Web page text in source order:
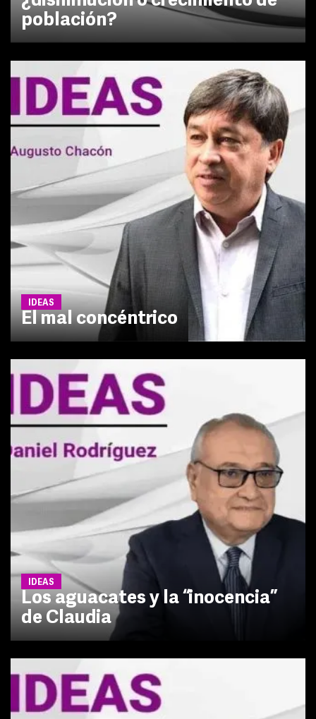
población?
IDEAS
El mal concéntrico
IDEAS
Los aguacates y la “inocencia”
de Claudia